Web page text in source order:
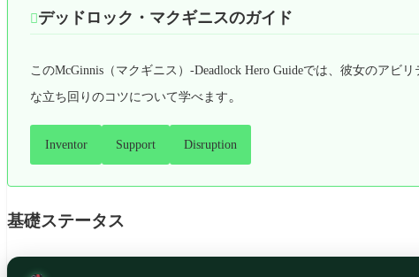
デッドロック・マクギニスのガイド
このMcGinnis（マクギニス）-Deadlock Hero Guideでは、彼女のアビ
な立ち回りのコツについて学べます。
Inventor Support Disruption
基礎ステータス